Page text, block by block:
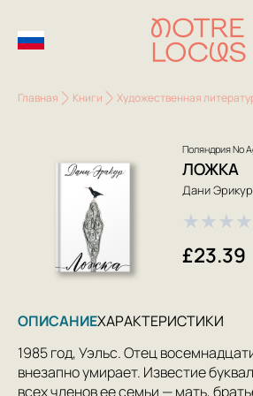
Главная Книги Художественная
Поляндрия No
ЛОЖКА
Дани Эрикур
★★★★
£23.39
ОПИСАНИЕХАРАКТЕРИСТИКИ
1985 год, Уэльс. Отец
внезапно умирает. Известие
всех членов ее семьи — мать,